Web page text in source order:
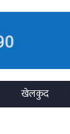
खेलकुद